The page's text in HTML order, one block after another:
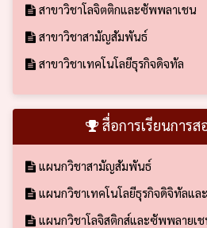
สาขาวิชาโลจิตติกและซัพพลาเชน
สาขาวิชาสามัญสัมพันธ์
สาขาวิชาเทคโนโลยีธุรกิจดิจทัล
สื่อการเรียนการ
แผนกวิชาสามัญสัมพันธ์
แผนกวิชาเทคโนโลยีธุรกิจดิจิทัลแล
แผนกวิชาโลจิสติกส์และซัพพลายเ